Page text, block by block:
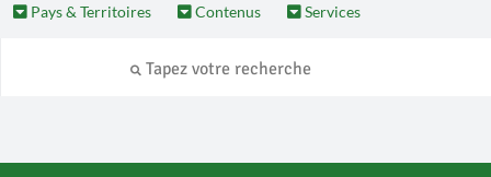
Pays & Territoires Contenus Services